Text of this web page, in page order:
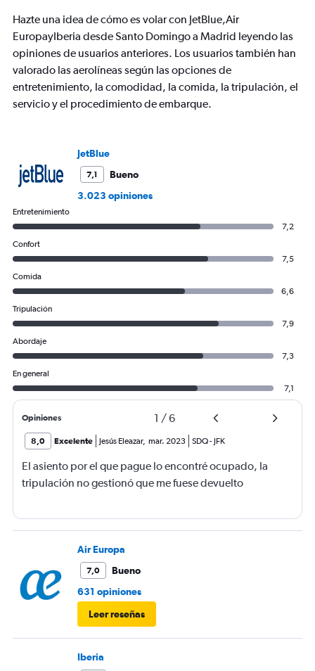
Hazte una idea de cómo es volar con JetBlue,Air
EuropayIberia desde Santo Domingo a Madrid leyendo las
opiniones de usuarios anteriores. Los usuarios también han
valorado las aerolíneas según las opciones de
entretenimiento, la comodidad, la comida, la tripulación, el
servicio y el procedimiento de embarque.
JetBlue
7,1
Bueno
3.023 opiniones
Entretenimiento
7,2
Confort
7,5
Comida
6,6
Tripulación
7,9
Abordaje
7,3
En general
7,1
Opiniones 1 /6
8,0 Excelente Jesús Eleazar, mar. 2023 SDQ- JFK
El asiento por el que pague lo encontré ocupado, la
tripulación no gestionó que me fuese devuelto
Air Europa
7,0
Bueno
631 opiniones
Leer reseñas
Iberia